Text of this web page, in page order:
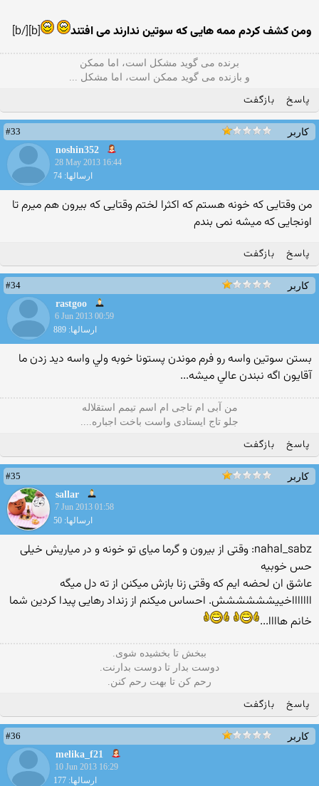
ومن کشف کردم ممه هایی که سوتین ندارند می افتند [b][/b]
برنده می گوید مشکل است، اما ممکن
و بازنده می گوید ممکن است، اما مشکل ...
پاسخ بازگفت
کاربر
#33
noshin352
28 May 2013 16:44
ارسالها: 74
من وقتایی که خونه هستم که اکثرا لختم وقتایی که بیرون هم میرم تا
اونجایی که میشه نمی بندم
پاسخ بازگفت
کاربر
#34
rastgoo
6 Jun 2013 00:59
ارسالها: 889
بستن سوتين واسه رو فرم موندن پستونا خوبه ولي واسه ديد زدن ما
آقايون اگه نبندن عالي ميشه...
من آبی ام تاجی ام اسم تیمم استقلاله
جلو تاج ایستادی واست باخت اجباره....
پاسخ بازگفت
کاربر
#35
sallar
7 Jun 2013 01:58
ارسالها: 50
nahal_sabz: وقتی از بیرون و گرما میای تو خونه و در میاریش خیلی
حس خوبیه
عاشق ان لحضه ایم که وقتی زنا بازش میکنن از ته دل میگه
اااااااخییشششششش. احساس میکنم از زنداد رهایی پیدا کردین شما
خانم هاااا...
ببخش تا بخشیده شوی.
دوست بدار تا دوست بدارنت.
رحم کن تا بهت رحم کنن.
پاسخ بازگفت
کاربر
#36
melika_f21
10 Jun 2013 16:29
ارسالها: 177